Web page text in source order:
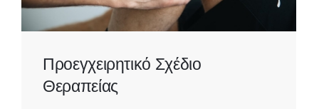
Προεγχειρητικό Σχέδιο
Θεραπείας